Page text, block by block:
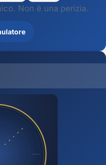
Non è una perizia.